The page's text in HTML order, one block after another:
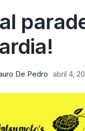
De Pedro abril 4,